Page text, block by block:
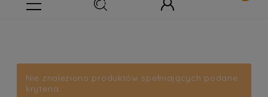
Nie znaleziono produktów spełniających podane
kryteria.